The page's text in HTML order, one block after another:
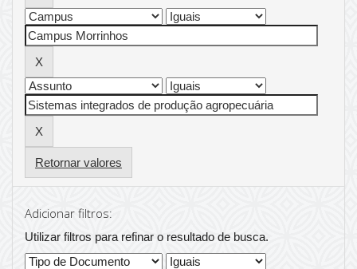
Retornar valores
Adicionar filtros:
Utilizar filtros para refinar o resultado de busca.